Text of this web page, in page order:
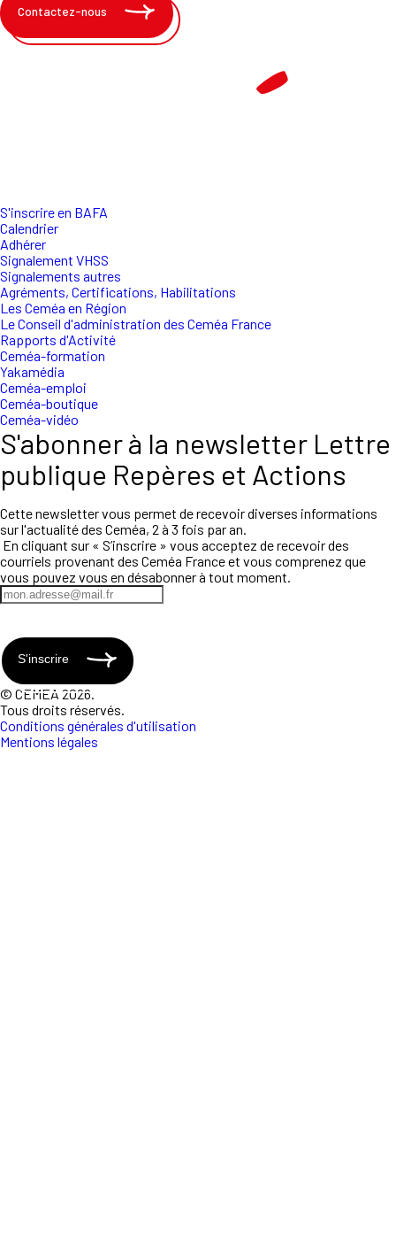
Contactez-nous
S'inscrire en BAFA
Calendrier
Adhérer
Signalement VHSS
Signalements autres
Agréments, Certifications, Habilitations
Les Ceméa en Région
Le Conseil d'administration des Ceméa France
Rapports d'Activité
Ceméa-formation
Yakamédia
Ceméa-emploi
Ceméa-boutique
Ceméa-vidéo
S'abonner à la newsletter Lettre
publique Repères et Actions
Cette newsletter vous permet de recevoir diverses informations
sur l'actualité des Ceméa, 2 à 3 fois par an.
En cliquant sur « S’inscrire » vous acceptez de recevoir des
courriels provenant des Ceméa France et vous comprenez que
vous pouvez vous en désabonner à tout moment.
S'inscrire
© CEMEA 2026.
Tous droits réservés.
Conditions générales d'utilisation
Mentions légales